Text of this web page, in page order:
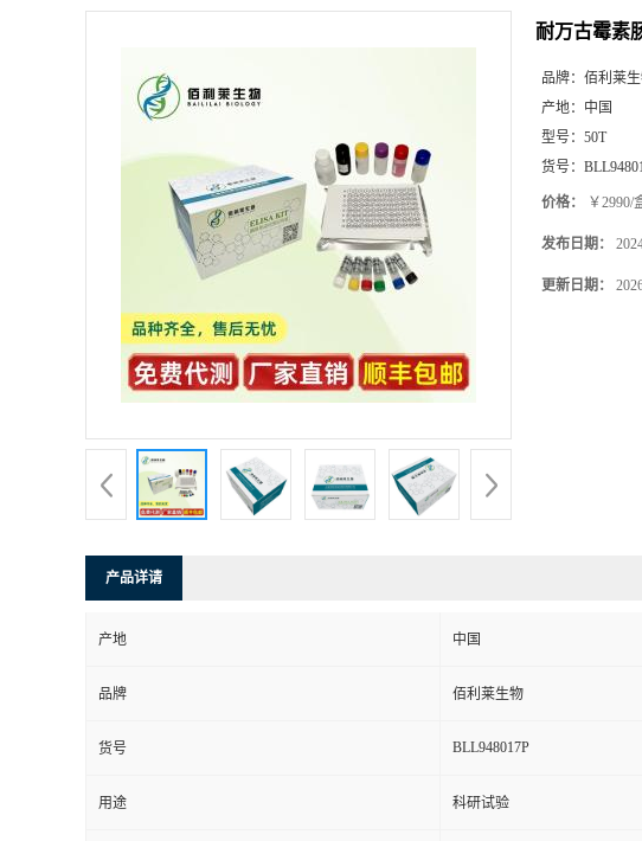
耐万古霉素
品牌： 佰利莱
产地： 中国
型号： 50T
货号：
价格： ￥2990/
发布日期：
更新日期：
产品详请
产地 中国
品牌 佰利莱生物
货号 BLL948017P
用途 科研试验